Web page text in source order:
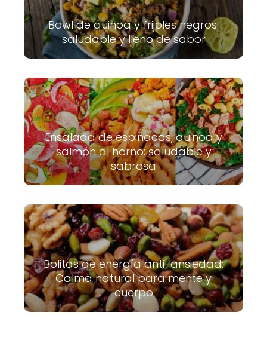
Bowl de quinoa y frijoles negros:
saludable y lleno de sabor
Ensalada de espinacas, quinoa y
salmón al horno: saludable y
sabrosa
Bolitas de energía anti-ansiedad:
Calma natural para mente y
cuerpo